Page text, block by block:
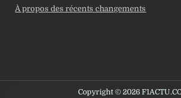
À propos des récents changements
Copyright © 2026